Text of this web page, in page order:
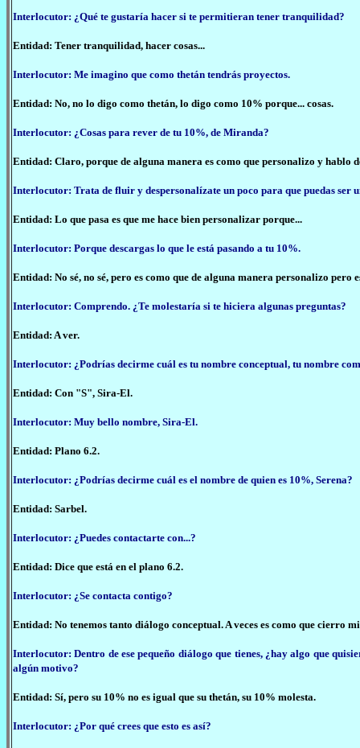
Interlocutor: ¿Qué te gustaría hacer si te permitieran tener tranquilidad?
Entidad: Tener tranquilidad, hacer cosas...
Interlocutor: Me imagino que como thetán tendrás proyectos.
Entidad: No, no lo digo como thetán, lo digo como 10% porque... cosas.
Interlocutor: ¿Cosas para rever de tu 10%, de Miranda?
Entidad: Claro, porque de alguna manera es como que personalizo y hablo
Interlocutor: Trata de fluir y despersonalízate un poco para que puedas ser
Entidad: Lo que pasa es que me hace bien personalizar porque...
Interlocutor: Porque descargas lo que le está pasando a tu 10%.
Entidad: No sé, no sé, pero es como que de alguna manera personalizo pero
Interlocutor: Comprendo. ¿Te molestaría si te hiciera algunas preguntas?
Entidad: A ver.
Interlocutor: ¿Podrías decirme cuál es tu nombre conceptual, tu nombre
Entidad: Con "S", Sira-El.
Interlocutor: Muy bello nombre, Sira-El.
Entidad: Plano 6.2.
Interlocutor: ¿Podrías decirme cuál es el nombre de quien es 10%, Serena?
Entidad: Sarbel.
Interlocutor: ¿Puedes contactarte con...?
Entidad: Dice que está en el plano 6.2.
Interlocutor: ¿Se contacta contigo?
Entidad: No tenemos tanto diálogo conceptual. A veces es como que cierro
Interlocutor: Dentro de ese pequeño diálogo que tienes, ¿hay algo que
algún motivo?
Entidad: Sí, pero su 10% no es igual que su thetán, su 10% molesta.
Interlocutor: ¿Por qué crees que esto es así?